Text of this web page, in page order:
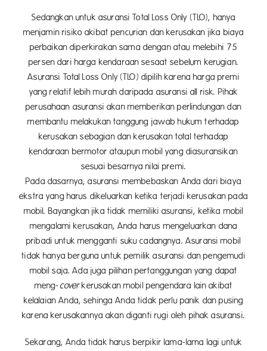
Sedangkan untuk asuransi Total Loss Only (TLO), hanya
menjamin risiko akibat pencurian dan kerusakan jika biaya
perbaikan diperkirakan sama dengan atau melebihi 75
persen dari harga kendaraan sesaat sebelum kerugian.
Asuransi Total Loss Only (TLO) dipilih karena harga premi
yang relatif lebih murah daripada asuransi all risk. Pihak
perusahaan asuransi akan memberikan perlindungan dan
membantu melakukan tanggung jawab hukum terhadap
kerusakan sebagian dan kerusakan total terhadap
kendaraan bermotor ataupun mobil yang diasuransikan
sesuai besarnya nilai premi.
Pada dasarnya, asuransi membebaskan Anda dari biaya
ekstra yang harus dikeluarkan ketika terjadi kerusakan pada
mobil. Bayangkan jika tidak memiliki asuransi, ketika mobil
mengalami kerusakan, Anda harus mengeluarkan dana
pribadi untuk mengganti suku cadangnya. Asuransi mobil
tidak hanya berguna untuk pemilik asuransi dan pengemudi
mobil saja. Ada juga pilihan pertanggungan yang dapat
meng-coverkerusakan mobil pengendara lain akibat
kelalaian Anda, sehinga Anda tidak perlu panik dan pusing
karena kerusakannya akan diganti rugi oleh pihak asuransi.
Sekarang, Anda tidak harus berpikir lama-lama lagi untuk